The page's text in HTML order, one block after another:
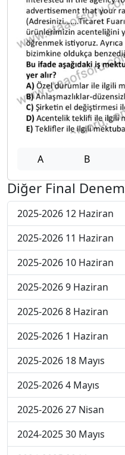
A B
Diğer Final
2025-2026 12 Haziran
2025-2026 11 Haziran
2025-2026 10 Haziran
2025-2026 9 Haziran
2025-2026 8 Haziran
2025-2026 1 Haziran
2025-2026 18 Mayıs
2025-2026 4 Mayıs
2025-2026 27 Nisan
2024-2025 30 Mayıs